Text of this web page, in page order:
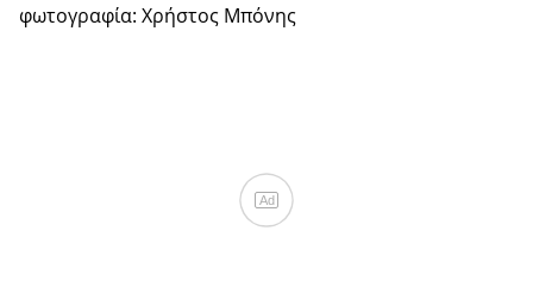
φωτογραφία: Χρήστος Μπόνης
Ad